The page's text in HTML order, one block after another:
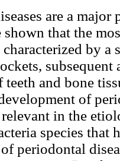
are a
shown that the
by
teeth and bone
of
in the
species that
periodontal